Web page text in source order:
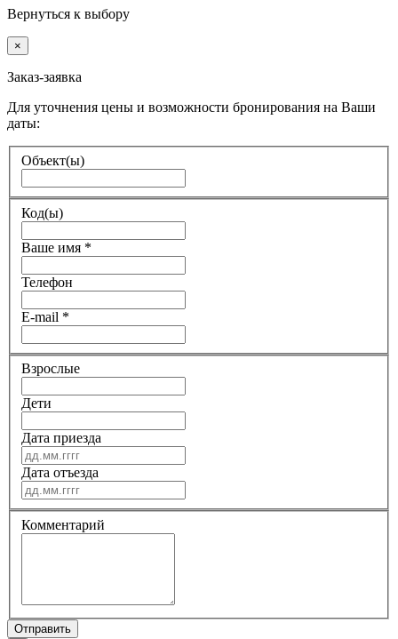
Вернуться к выбору
×
Заказ-заявка
Для уточнения цены и возможности бронирования на Ваши
даты:
Объект(ы)
Код(ы)
Ваше имя *
Телефон
E-mail *
Взрослые
Дети
Дата приезда
Дата отъезда
Комментарий
Отправить